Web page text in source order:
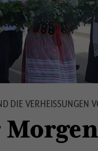
DIE VERHEISSUNGEN